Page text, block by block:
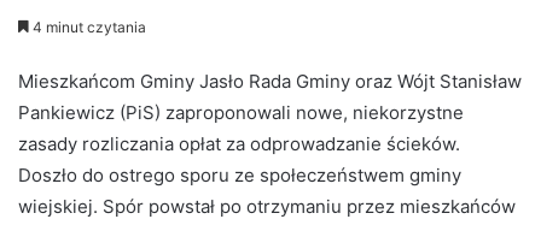
d
a
4 minut czytania
Mieszkańcom Gminy Jasło Rada Gminy oraz Wójt Stanisław
Pankiewicz (PiS) zaproponowali nowe, niekorzystne
zasady rozliczania opłat za odprowadzanie ścieków.
Doszło do ostrego sporu ze społeczeństwem gminy
wiejskiej. Spór powstał po otrzymaniu przez mieszkańców